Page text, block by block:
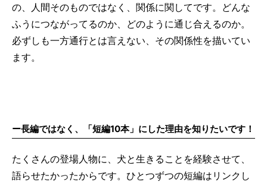
の、人間そのものではなく、関係に関してです。どんな
ふうにつながってるのか、どのように通じ合えるのか。
必ずしも一方通行とは言えない、その関係性を描いてい
ます。
ー長編ではなく、「短編10本」にした理由を知りたいです！
たくさんの登場人物に、犬と生きることを経験させて、
語らせたかったからです。ひとつずつの短編はリンクし